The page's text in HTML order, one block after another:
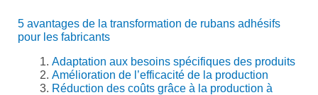
5 avantages de la transformation de rubans adhésifs
pour les fabricants
Adaptation aux besoins spécifiques des produits
Amélioration de l’efficacité de la production
Réduction des coûts grâce à la production à